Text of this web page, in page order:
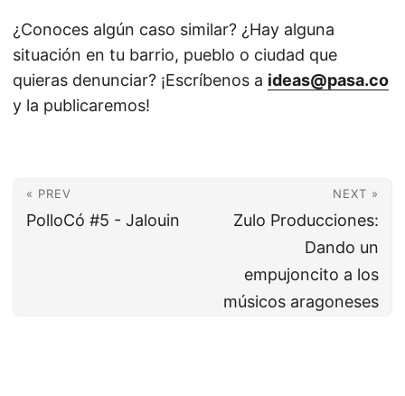
¿Conoces algún caso similar? ¿Hay alguna
situación en tu barrio, pueblo o ciudad que
quieras denunciar? ¡Escríbenos a ideas@pasa.co
y la publicaremos!
« PREV
PolloCó #5 - Jalouin
NEXT »
Zulo Producciones:
Dando un
empujoncito a los
músicos aragoneses